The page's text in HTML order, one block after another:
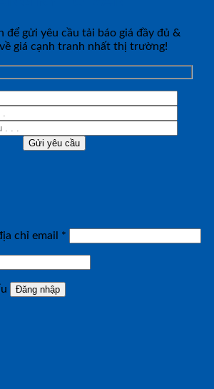
để gửi yêu cầu tải báo giá đầy đủ &
giá cạnh tranh nhất thị trường!
chỉ email *
Đăng nhập